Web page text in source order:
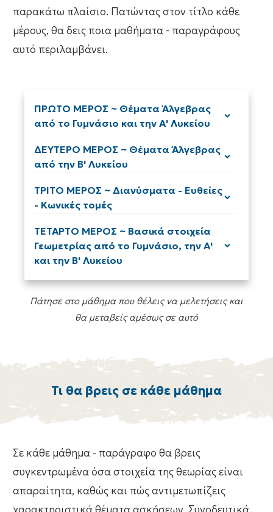
παρακάτω πλαίσιο. Πατώντας στον τίτλο κάθε
μέρους, θα δεις ποια μαθήματα - παραγράφους
αυτό περιλαμβάνει.
ΠΡΩΤΟ ΜΕΡΟΣ ~ Θέματα Άλγεβρας
από το Γυμνάσιο και την Α' Λυκείου
ΔΕΥΤΕΡΟ ΜΕΡΟΣ ~ Θέματα Άλγεβρας
από την Β' Λυκείου
ΤΡΙΤΟ ΜΕΡΟΣ ~ Διανύσματα - Ευθείες
- Κωνικές τομές
ΤΕΤΑΡΤΟ ΜΕΡΟΣ ~ Βασικά στοιχεία
Γεωμετρίας από το Γυμνάσιο, την Α'
και την Β' Λυκείου
Πάτησε στο μάθημα που θέλεις να μελετήσεις και
θα μεταβείς αμέσως σε αυτό
Τι θα βρεις σε κάθε μάθημα
Σε κάθε μάθημα - παράγραφο θα βρεις
συγκεντρωμένα όσα στοιχεία της θεωρίας είναι
απαραίτητα, καθώς και πώς αντιμετωπίζεις
χαρακτηριστικά θέματα ασκήσεων. Συνοδευτικά